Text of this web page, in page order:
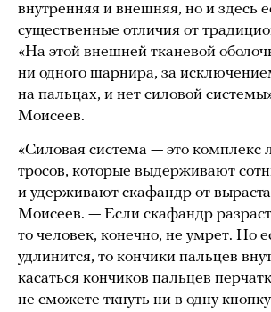
внутренняя и внешняя, но и здесь
существенные отличия от
«На этой внешней тканевой
ни одного шарнира, за
на пальцах, и нет силовой
Моисеев.
«Силовая система — это
тросов, которые выдерживают
и удерживают скафандр от
Моисеев. — Если скафандр
то человек, конечно, не умрет. Но
удлинится, то кончики пальцев
касаться кончиков пальцев
не сможете ткнуть ни в одну